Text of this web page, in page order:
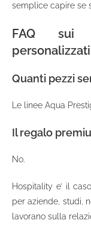
semplice capire se
FAQ sui
personalizzati
Quanti pezzi
Le linee Aqua
Il regalo
No.
Hospitality e’ il
per aziende, studi,
lavorano sulla